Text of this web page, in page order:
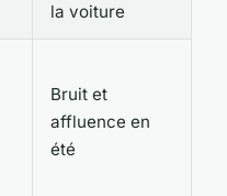
la voiture
Bruit et
affluence en
été